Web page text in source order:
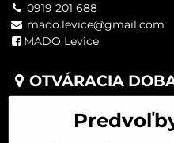
0919 201 688
mado.levice@gmail.com
MADO Levice
OTVÁRACIA
UTOROK 8:00-16:00